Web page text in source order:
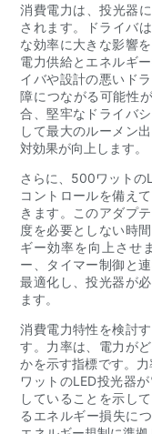
消費電力は、投光器
されます。ドライバ
な効率に大きな影響
電力供給とエネルギ
イバや設計の悪いド
障につながる可能性
合、堅牢なドライバ
して最大のルーメン
対効果が向上します。
さらに、500ワットの
コントロールを備え
きます。このアダプ
度を必要としない時
ギー効率を向上させ
ー、タイマー制御と
最適化し、投光器が
ます。
消費電力特性を検討
す。力率は、電力が
かを示す指標です。
ワットのLED投光器
していることを示し
るエネルギー損失に